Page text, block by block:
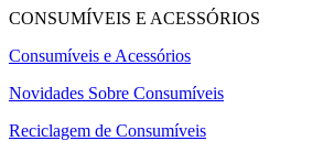
CONSUMÍVEIS E ACESSÓRIOS
Consumíveis e Acessórios
Novidades Sobre Consumíveis
Reciclagem de Consumíveis